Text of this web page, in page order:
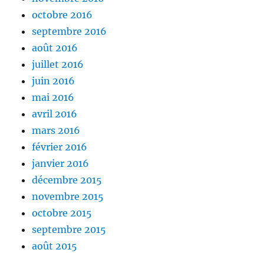
octobre 2016
septembre 2016
août 2016
juillet 2016
juin 2016
mai 2016
avril 2016
mars 2016
février 2016
janvier 2016
décembre 2015
novembre 2015
octobre 2015
septembre 2015
août 2015